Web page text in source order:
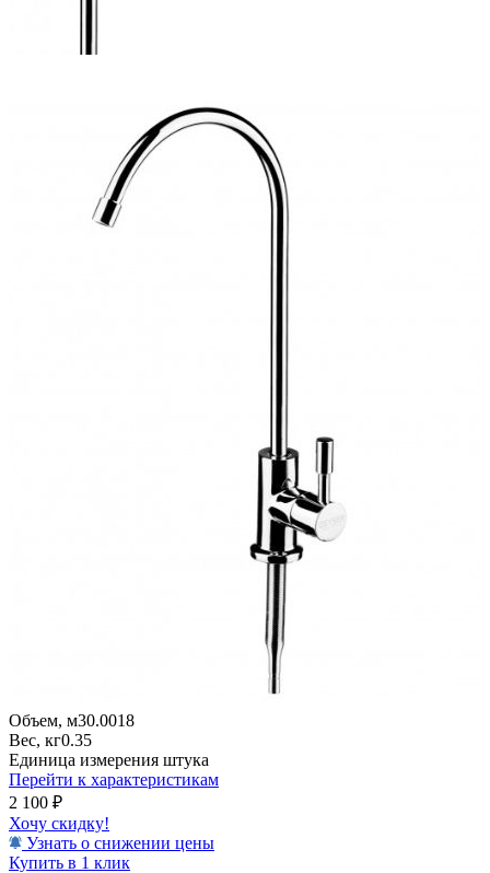
Объем, м30.0018
Вес, кг0.35
Единица измерения штука
Перейти к характеристикам
2 100 ₽
Хочу скидку!
Узнать о снижении цены
Купить в 1 клик